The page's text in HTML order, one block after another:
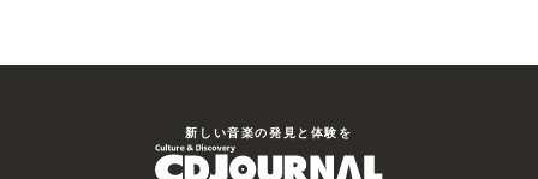
新しい⾳楽の発⾒と体験を